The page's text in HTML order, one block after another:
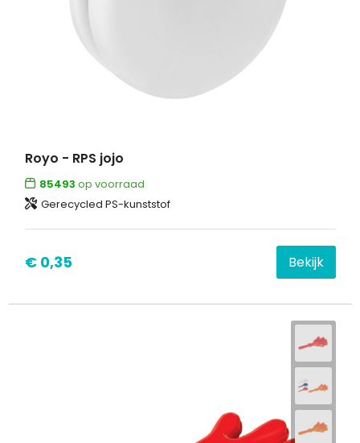
Royo - RPS jojo
85493 op voorraad
Gerecycled PS-kunststof
€ 0,35 Bekijk